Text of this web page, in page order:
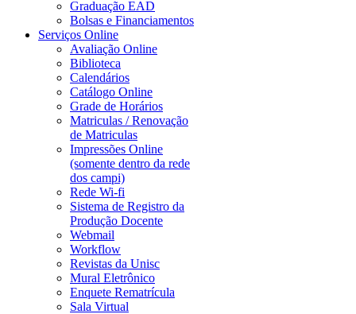
Graduação EAD
Bolsas e Financiamentos
Serviços Online
Avaliação Online
Biblioteca
Calendários
Catálogo Online
Grade de Horários
Matriculas / Renovação
de Matriculas
Impressões Online
(somente dentro da rede
dos campi)
Rede Wi-fi
Sistema de Registro da
Produção Docente
Webmail
Workflow
Revistas da Unisc
Mural Eletrônico
Enquete Rematrícula
Sala Virtual